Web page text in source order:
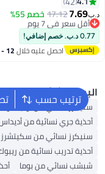
النعال السيدات أنيقة
المتسكعون
7.69
17.12خصم 55%
أقل سعر في 7 يوم
أقل سعر في 7 يوم
0.77 د.ب. خصم إضافي!
احصل عليه خلال 12 - 13
ترتيب حسب
الشائع
سنيكرز نسائي من أونيتسوكا
أحذية جري نسائية من أديداس
سنيكرز نسائي من سكيتشرز
أحذية تدريب نسائية من ريبوك
شبشب نسائي من بوما